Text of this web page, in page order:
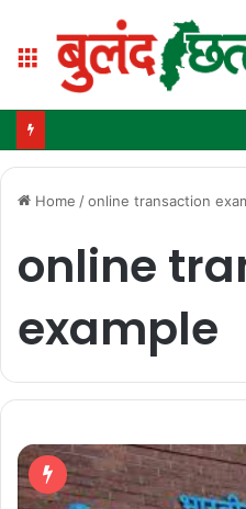
Menu
Home /online transaction
online
example